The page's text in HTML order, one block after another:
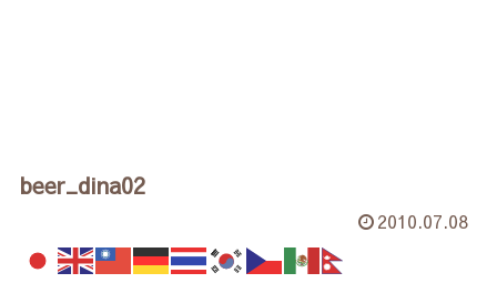
beer_dina02
2010.07.08